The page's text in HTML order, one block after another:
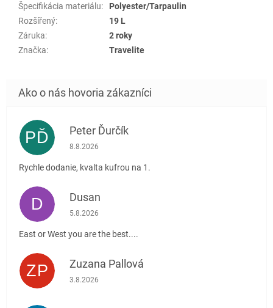
Špecifikácia materiálu:
Polyester/Tarpaulin
Rozšířený:
19 L
Záruka:
2 roky
Značka: Travelite
PĎ Peter Ďurčík
Hodnotenie obchodu je 5 z 5 hviezdičiek.
8.8.2026
Rychle dodanie, kvalta kufrou na 1.
D Dusan
Hodnotenie obchodu je 5 z 5 hviezdičiek.
5.8.2026
East or West you are the best....
ZP Zuzana Pallová
Hodnotenie obchodu je 5 z 5 hviezdičiek.
3.8.2026